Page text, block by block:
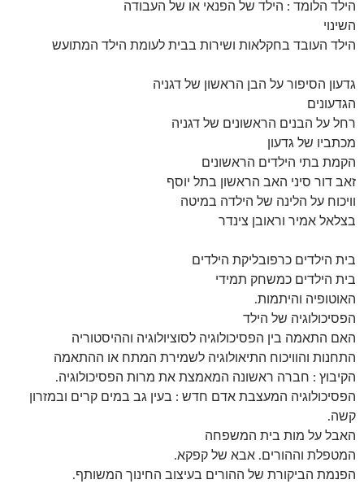
הילד הלומד : הילד של הפנאי או של העבודה
השינוי
הילד העובד בחקלאות ושירות בבית לעומת הילד המתועש
גדעון הסיפור על הבן הראשון של דגניה
הגדעונים
רחל על הבנים הראשונים של דגניה
מכתביו של גדעון
הקמת בתי הילדים הראשונים
זאב דור סיני האב הראשון בתל יוסף
וויכוח על הלינה של הילדה במיטה
בצלאל אמיר וראובן צינדר
בית הילדים כרפובליקת הילדים
בית הילדים כמשחק תמידי
האוטופיה והיתמות.
הפסיכולוגיה של הילד
האם התאמה בין הפסיכולוגיה לסוציולוגיה וההיסטוריה
התחנות והוויכוח התיאולוגיה לשמירת המתח או ההתאמה
הקיבוץ : חברה ראשונה המאמצת את מרות הפסיכולוגיה.
הפסיכולוגיה המעצבת אדם חדש : בעין גב במים קרים ובמזרון
קשה.
האבל על מות בית המשפחה
המטפלת וההורים. אבא של קפקא.
הפנמת הביקורת של ההורים בעיצוב החינוך המשותף.